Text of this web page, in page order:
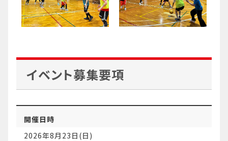
イベント募集要項
開催日時
2026年8月23日(日)